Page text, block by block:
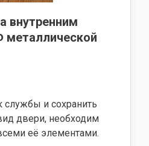
внутренним
службы и сохранить
двери, необходим
её элементами.